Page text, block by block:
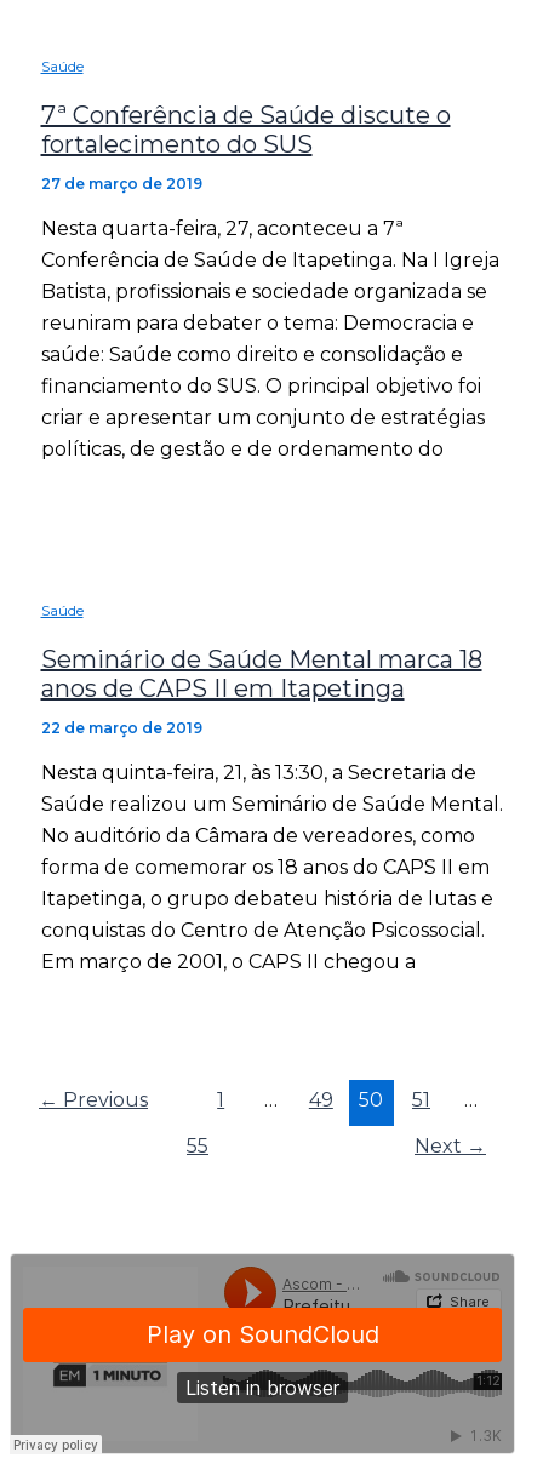
Saúde
7ª Conferência de Saúde discute o
fortalecimento do SUS
27 de março de 2019
Nesta quarta-feira, 27, aconteceu a 7ª
Conferência de Saúde de Itapetinga. Na I Igreja
Batista, profissionais e sociedade organizada se
reuniram para debater o tema: Democracia e
saúde: Saúde como direito e consolidação e
financiamento do SUS. O principal objetivo foi
criar e apresentar um conjunto de estratégias
políticas, de gestão e de ordenamento do
Saúde
Seminário de Saúde Mental marca 18
anos de CAPS II em Itapetinga
22 de março de 2019
Nesta quinta-feira, 21, às 13:30, a Secretaria de
Saúde realizou um Seminário de Saúde Mental.
No auditório da Câmara de vereadores, como
forma de comemorar os 18 anos do CAPS II em
Itapetinga, o grupo debateu história de lutas e
conquistas do Centro de Atenção Psicossocial.
Em março de 2001, o CAPS II chegou a
← Previous 1 … 49 50 51
…
55
Next →